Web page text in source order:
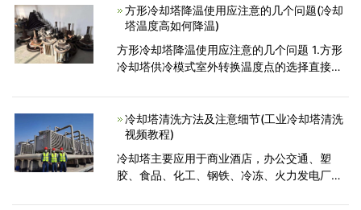
工作原理，闭式冷
方形冷却塔降温使用应注意的几个问题(冷却
塔温度高如何降温)
方形冷却塔降温使用应注意的几个问题 1.方形
冷却塔供冷模式室外转换温度点的选择直接关
末端所需供水水湿为12.7℃，考虑冷却塔冷幅
度、管路及
冷却塔清洗方法及注意细节(工业冷却塔清洗
视频教程)
冷却塔主要应用于商业酒店，办公交通、塑
胶、食品、化工、钢铁、冷冻、火力发电厂、